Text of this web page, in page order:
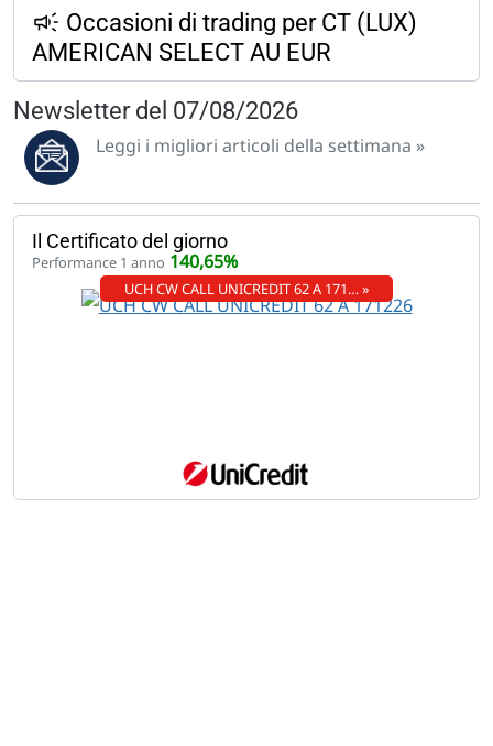
Occasioni di trading per CT (LUX)
AMERICAN SELECT AU EUR
Newsletter del 07/08/2026
Leggi i migliori articoli della settimana »
Il Certificato del giorno
Performance 1 anno 140,65%
UCH CW CALL UNICREDIT 62 A 171… »